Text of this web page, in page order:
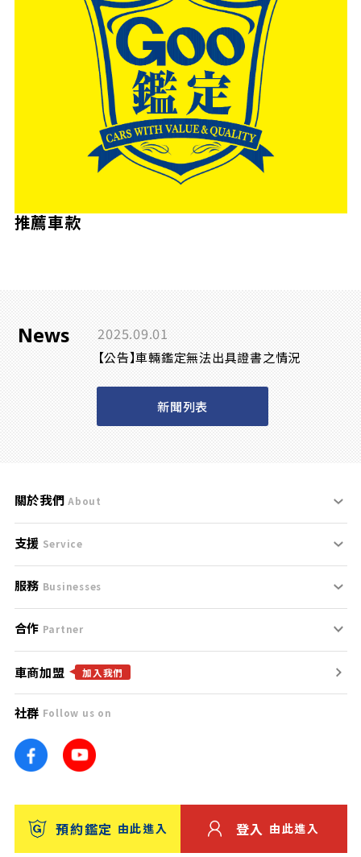
推薦車款
News 2025.09.01
【公告】車輛鑑定無法出具證書之情況
新聞列表
關於我們 About
刊登規範
服務條款
免責聲明
隱私權政策
團隊
車訊網
台灣優良中古車商大獎
支援 Service
支援中心
聯絡我們
服務 Businesses
什麼是Goo鑑定？
找好車
找好店
找海外車
消費者評價
保固
合作 Partner
合作夥伴
廣告合作
車商加盟 加入我們
社群 Follow us on
預約鑑定 由此進入 登入 由此進入